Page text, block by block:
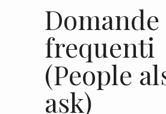
Domande
frequenti
(People
ask)